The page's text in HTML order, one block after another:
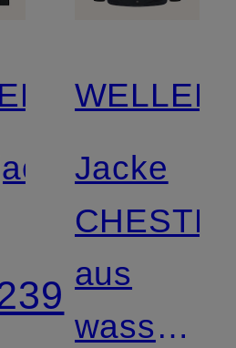
Jacke
aus
wasser-